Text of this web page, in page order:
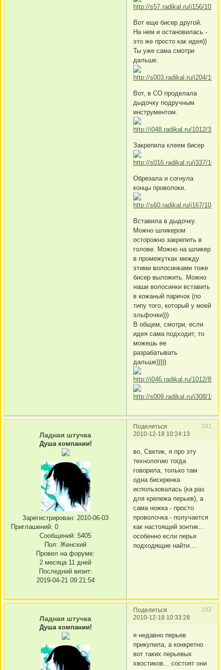
Вот еще бисер другой.
На нем и остановилась -
это же просто как идея))
Ты уже сама смотри
дальше.
Вот, в СО проделала
дыдочку подручным
инструментом.
Закрепила клеем бисер
Обрезала и согнула
концы проволоки.
Вставила в дыдочку.
Можно шликером
осторожно закрепить в
голове. Можно на шликер
в промежутках между
этими волосинками тоже
бисер выложить. Можно
наши волосинки вставить
в кожаный паричок (по
типу того, который у моей
эльфочки)))
В общем, смотри, если
идея сама подходит, то
можешь ее
разрабатывать
дальше)))))
Поделиться
191
2010-12-18 10:24:13
Ладная штучка
Душа компании!
Зарегистрирован: 2010-06-03
Приглашений: 0
Сообщений: 5405
Пол: Женский
Провел на форуме:
2 месяца 11 дней
Последний визит:
2019-04-21 09:21:54
во, Светик, я про эту
технологию тогда
говорила, только там
одна бисеренка
использовалась (ка раз
для крепежа перьев), а
сама ножка - просто
проволочка - получается
как настоящий зонтик...
особенно если перья
подходящие найти....
Поделиться
192
2010-12-18 10:33:28
Ладная штучка
Душа компании!
я недавно перьев
прикупила, а конкретно
вот таких перьевых
хвостиков... состоят они